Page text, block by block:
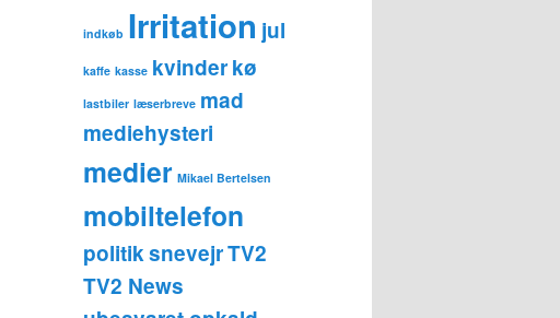
indkøb Irritation jul
kaffe kasse kvinderkø
lastbiler læserbreve mad
mediehysteri
medier Mikael Bertelsen
mobiltelefon
politiksnevejrTV2
TV2 News